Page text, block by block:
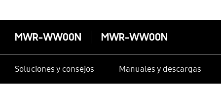
MWR-WW00N MWR-WW00N
Soluciones y consejos Manuales y descargas